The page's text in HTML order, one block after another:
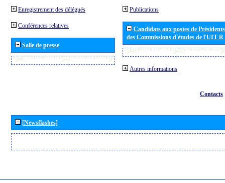
Enregistrement des délégués
Conférences relatives
Salle de presse
Publications
Candidats aux postes de
des Commissions d'études de l'UIT-
Autres informations
Contacts
[Newsflashes]